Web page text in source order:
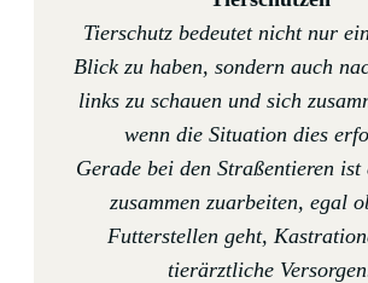
Tierschutz bedeutet nicht nur
Blick zu haben, sondern auch
links zu schauen und sich
wenn die Situation dies
Gerade bei den Straßentieren ist
zusammen zuarbeiten, egal
Futterstellen geht,
tierärztliche